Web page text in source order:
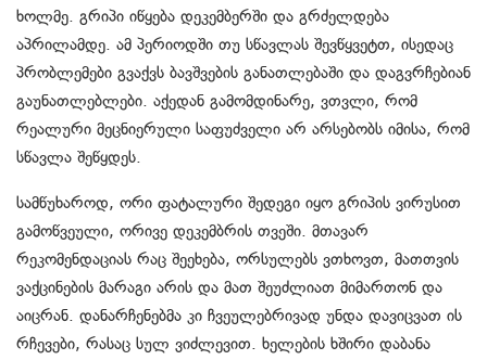
ხოლმე. გრიპი იწყება დეკემბერში და გრძელდება
აპრილამდე. ამ პერიოდში თუ სწავლას შევწყვეტთ, ისედაც
პრობლემები გვაქვს ბავშვების განათლებაში და დაგვრჩებიან
გაუნათლებლები. აქედან გამომდინარე, ვთვლი, რომ
რეალური მეცნიერული საფუძველი არ არსებობს იმისა, რომ
სწავლა შეწყდეს.
სამწუხაროდ, ორი ფატალური შედეგი იყო გრიპის ვირუსით
გამოწვეული, ორივე დეკემბრის თვეში. მთავარ
რეკომენდაციას რაც შეეხება, ორსულებს ვთხოვთ, მათთვის
ვაქცინების მარაგი არის და მათ შეუძლიათ მიმართონ და
აიცრან. დანარჩენებმა კი ჩვეულებრივად უნდა დავიცვათ ის
რჩევები, რასაც სულ ვიძლევით. ხელების ხშირი დაბანა